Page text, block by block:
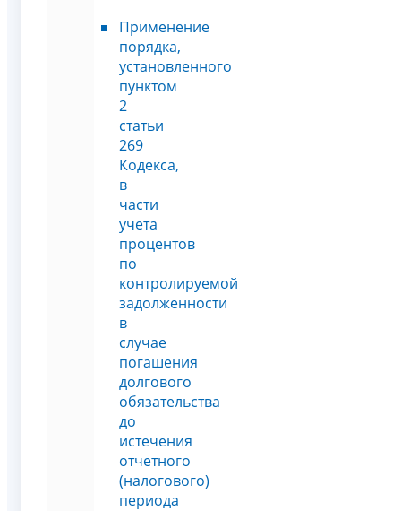
Применение
порядка,
установленного
пунктом
2
статьи
269
Кодекса,
в
части
учета
процентов
по
контролируемой
задолженности
в
случае
погашения
долгового
обязательства
до
истечения
отчетного
(налогового)
периода